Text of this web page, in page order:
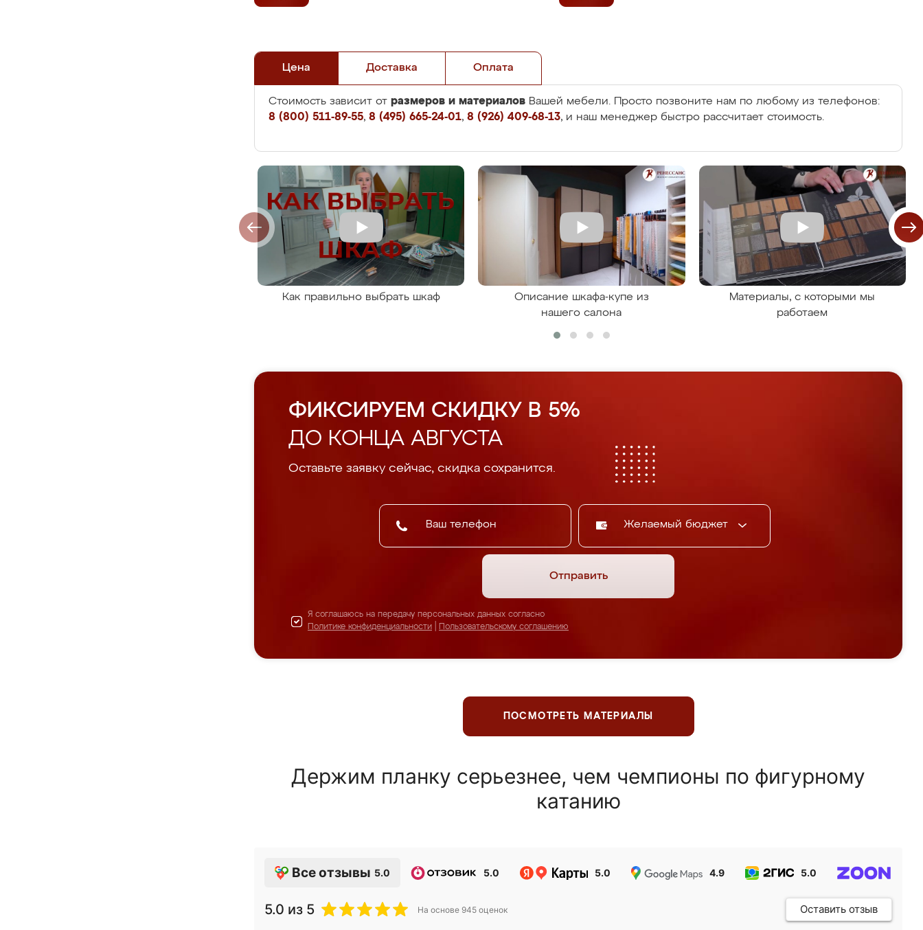
Цена Доставка Оплата
Стоимость зависит от размеров и материалов Вашей мебели. Просто позвоните нам по любому из телефонов:
8 (800) 511-89-55, 8 (495) 665-24-01, 8 (926) 409-68-13, и наш менеджер быстро рассчитает стоимость.
Как правильно выбрать шкаф
Описание шкафа-купе из
нашего салона
Материалы, с которыми мы
работаем
ФИКСИРУЕМ СКИДКУ В 5%
ДО КОНЦА АВГУСТА
Оставьте заявку сейчас, скидка сохранится.
Желаемый бюджет
Отправить
Я соглашаюсь на передачу персональных данных согласно
Политике конфиденциальности
Пользовательскому соглашению
ПОСМОТРЕТЬ МАТЕРИАЛЫ
Держим планку серьезнее, чем чемпионы по фигурному
катанию
Все отзывы 5.0 5.0 5.0 4.9 5.0
5.0 из 5 На основе 945 оценок Оставить отзыв